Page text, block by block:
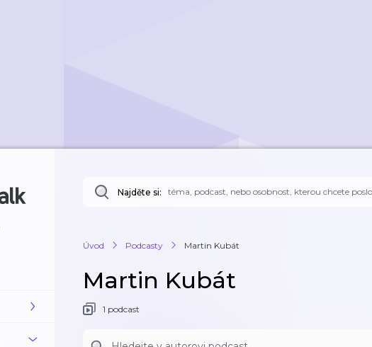
Najděte si:
Úvod Podcasty Martin Kubát
Martin Kubát
1 podcast